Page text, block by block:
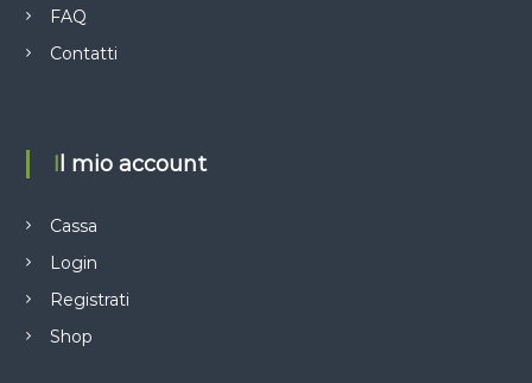
c
o
FAQ
Contatti
Il mio account
Cassa
Login
Registrati
Shop